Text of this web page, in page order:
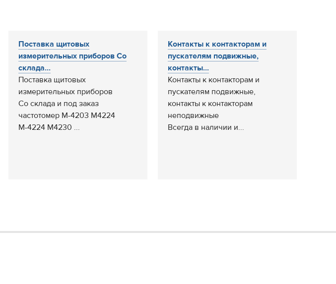
Поставка щитовых
измерительных приборов Со
склада...
Поставка щитовых
измерительных приборов
Со склада и под заказ
частотомер М-4203 М4224
М-4224 М4230 ...
Контакты к контакторам и
пускателям подвижные,
контакты...
Контакты к контакторам и
пускателям подвижные,
контакты к контакторам
неподвижные
Всегда в наличии и...